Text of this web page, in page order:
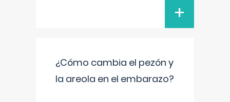
+
¿Cómo cambia el pezón y
la areola en el embarazo?